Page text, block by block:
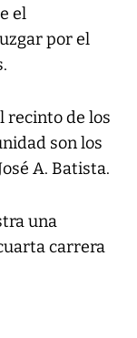
el
por el
recinto de los
son los
A. Batista.
una
carrera